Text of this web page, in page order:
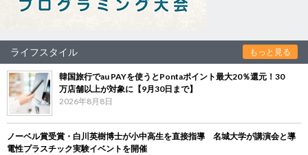
ライフスタイル もっと見る
韓国旅行でau PAYを使うとPontaポイント最大20％還元！30
万店舗以上が対象に【9月30日まで】
2026年8月8日
ノーベル賞受賞・白川英樹博士が小中高生を直接指導 名城大学が講演会と導
電性プラスチック実験イベントを開催